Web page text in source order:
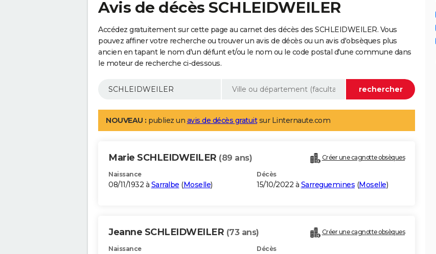
Avis de décès SCHLEIDWEILER
Accédez gratuitement sur cette page au carnet des décès des SCHLEIDWEILER. Vous
pouvez affiner votre recherche ou trouver un avis de décès ou un avis d'obsèques plus
ancien en tapant le nom d'un défunt et/ou le nom ou le code postal d'une commune dans
le moteur de recherche ci-dessous.
NOUVEAU : publiez un avis de décès gratuitsur Linternaute.com
Marie SCHLEIDWEILER (89 ans) Créer une cagnotte obsèques
Naissance
08/11/1932 à Sarralbe (Moselle)
Décès
15/10/2022 à Sarreguemines (Moselle)
Jeanne SCHLEIDWEILER (73 ans) Créer une cagnotte obsèques
Naissance Décès